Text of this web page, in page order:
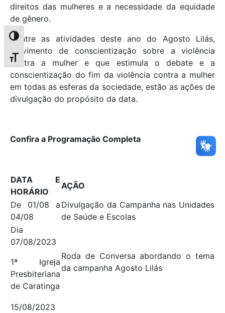
Alternar alto contraste
Alternar tamanho da fonte
direitos das mulheres e a necessidade da equidade
de gênero.
Dentre as atividades deste ano do Agosto Lilás,
movimento de conscientização sobre a violência
contra a mulher e que estimula o debate e a
conscientização do fim da violência contra a mulher
em todas as esferas da sociedade, estão as ações de
divulgação do propósito da data.
Confira a Programação Completa
DATA E
HORÁRIO
AÇÃO
De 01/08 a
04/08
Divulgação da Campanha nas Unidades
de Saúde e Escolas
Dia
07/08/2023
1ª Igreja
Presbiteriana
de Caratinga
Roda de Conversa abordando o tema
da campanha Agosto Lilás
15/08/2023